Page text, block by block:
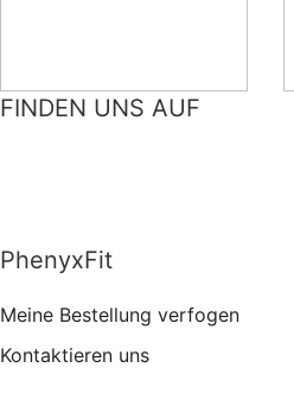
Damen Skinny High Jeans
FINDEN UNS AUF
PhenyxFit
Meine Bestellung verfogen
Kontaktieren uns